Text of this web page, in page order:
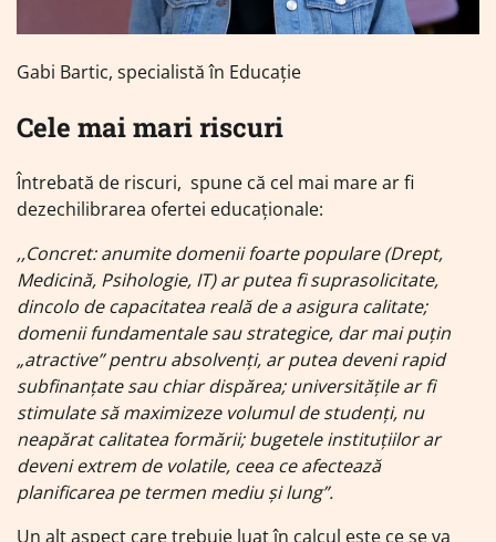
Gabi Bartic, specialistă în Educație
Cele mai mari riscuri
Întrebată de riscuri, spune că cel mai mare ar fi
dezechilibrarea ofertei educaționale:
,,Concret: anumite domenii foarte populare (Drept,
Medicină, Psihologie, IT) ar putea fi suprasolicitate,
dincolo de capacitatea reală de a asigura calitate;
domenii fundamentale sau strategice, dar mai puțin
„atractive” pentru absolvenți, ar putea deveni rapid
subfinanțate sau chiar dispărea; universitățile ar fi
stimulate să maximizeze volumul de studenți, nu
neapărat calitatea formării; bugetele instituțiilor ar
deveni extrem de volatile, ceea ce afectează
planificarea pe termen mediu și lung”.
Un alt aspect care trebuie luat în calcul este ce se va